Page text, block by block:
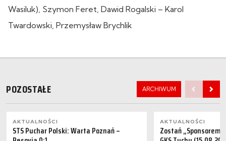
Wasiluk), Szymon Feret, Dawid Rogalski – Karol
Twardowski, Przemysław Brychlik
POZOSTAŁE ARCHIWUM
AKTUALNOŚCI
STS Puchar Polski: Warta Poznań –
AKTUALNOŚCI
Zostań „Sponsorem